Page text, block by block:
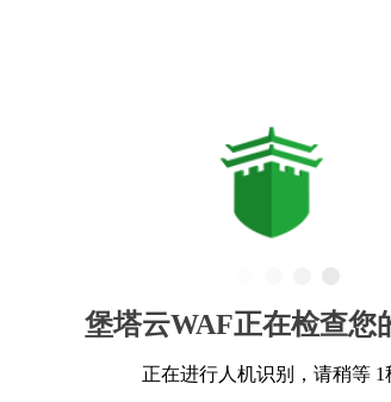
堡塔云WAF正在检查您
正在进行人机识别，请稍等 1